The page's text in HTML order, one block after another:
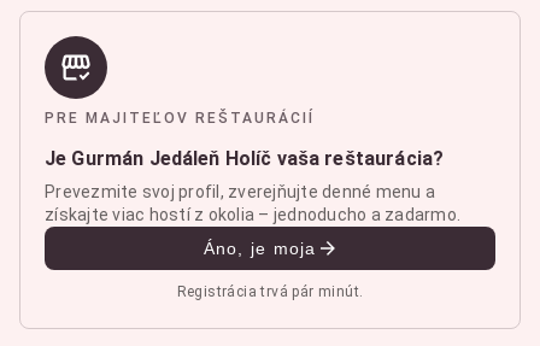
PRE MAJITEĽOV REŠTAURÁCIÍ
Je Gurmán Jedáleň Holíč vaša reštaurácia?
Prevezmite svoj profil, zverejňujte denné menu a
získajte viac hostí z okolia – jednoducho a zadarmo.
Áno, je moja
Registrácia trvá pár minút.